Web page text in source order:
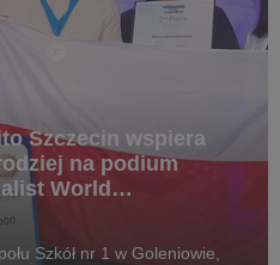
Szczecin wspiera
na podium
World
Szkół nr 1 w Goleniowie,